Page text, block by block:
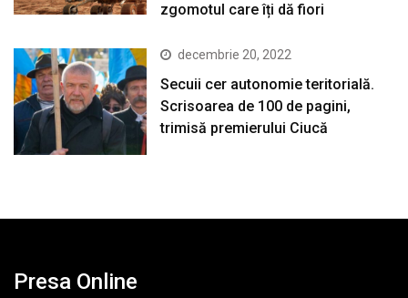
zgomotul care îți dă fiori
decembrie 20, 2022
Secuii cer autonomie teritorială.
Scrisoarea de 100 de pagini,
trimisă premierului Ciucă
Presa Online